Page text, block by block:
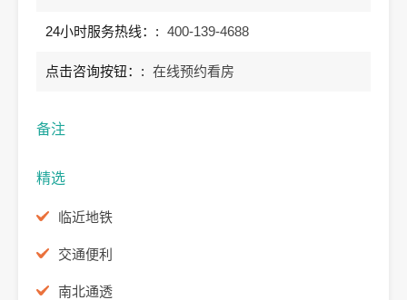
24小时服务热线：: 400-139-4688
点击咨询按钮：: 在线预约看房
备注
精选
临近地铁
交通便利
南北通透